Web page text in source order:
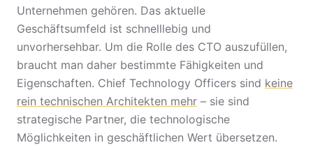
Unternehmen gehören. Das aktuelle
Geschäftsumfeld ist schnelllebig und
unvorhersehbar. Um die Rolle des CTO auszufüllen,
braucht man daher bestimmte Fähigkeiten und
Eigenschaften. Chief Technology Officers sind keine
rein technischen Architekten mehr – sie sind
strategische Partner, die technologische
Möglichkeiten in geschäftlichen Wert übersetzen.